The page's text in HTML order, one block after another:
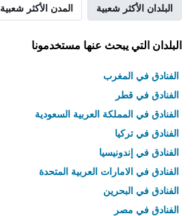
البلدان الأكثر شعبية المدن الأكثر شعبية
البلدان التي يبحث عنها مستخدمونا
الفنادق في المغرب
الفنادق في قطر
الفنادق في المملكة العربية السعودية
الفنادق في تركيا
الفنادق في إندونيسيا
الفنادق في الامارات العربية المتحدة
الفنادق في البحرين
الفنادق في مصر